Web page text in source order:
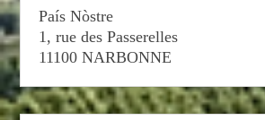
País Nòstre
1, rue des Passerelles
11100 NARBONNE